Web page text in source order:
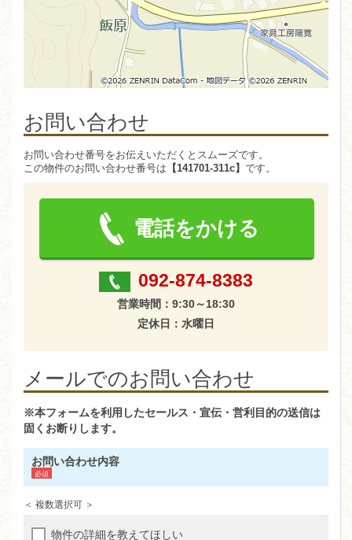
お問い合わせ
お問い合わせ番号をお伝えいただくとスムーズです。
この物件のお問い合わせ番号は 【141701-311c】 です。
電話をかける
092-874-8383
営業時間：9:30～18:30
定休日：水曜日
メールでのお問い合わせ
※本フォームを利用したセールス・宣伝・営利目的の送信は
固くお断りします。
お問い合わせ内容
＜ 複数選択可 ＞
物件の詳細を教えてほしい